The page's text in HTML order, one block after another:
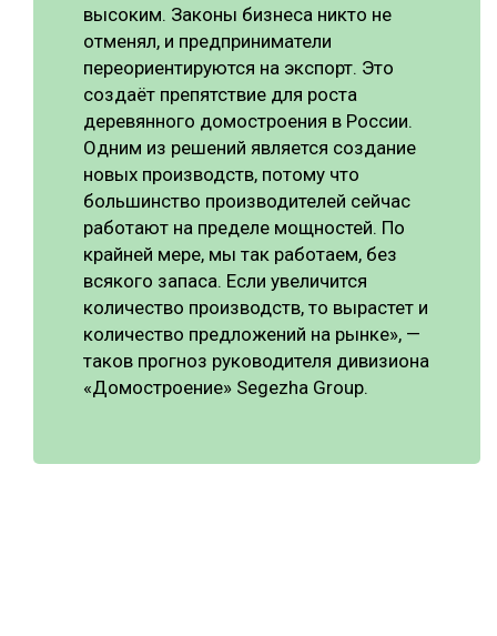
высоким. Законы бизнеса никто не
отменял, и предприниматели
переориентируются на экспорт. Это
создаёт препятствие для роста
деревянного домостроения в России.
Одним из решений является создание
новых производств, потому что
большинство производителей сейчас
работают на пределе мощностей. По
крайней мере, мы так работаем, без
всякого запаса. Если увеличится
количество производств, то вырастет и
количество предложений на рынке», —
таков прогноз руководителя дивизиона
«Домостроение» Segezha Group.